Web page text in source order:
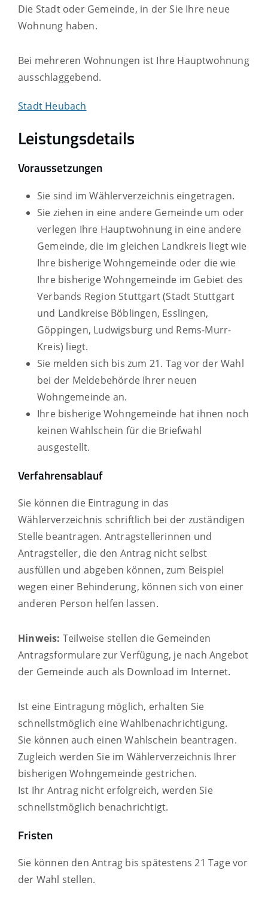
Die Stadt oder Gemeinde, in der Sie Ihre neue
Wohnung haben.
Bei mehreren Wohnungen ist Ihre Hauptwohnung
ausschlaggebend.
Stadt Heubach
Leistungsdetails
Voraussetzungen
Sie sind im Wählerverzeichnis eingetragen.
Sie ziehen in eine andere Gemeinde um oder
verlegen Ihre Hauptwohnung in eine andere
Gemeinde, die im gleichen Landkreis liegt wie
Ihre bisherige Wohngemeinde oder die wie
Ihre bisherige Wohngemeinde im Gebiet des
Verbands Region Stuttgart(Stadt Stuttgart
und Landkreise Böblingen, Esslingen,
Göppingen, Ludwigsburg und Rems-Murr-
Kreis) liegt.
Sie melden sich bis zum 21. Tag vor der Wahl
bei der Meldebehörde Ihrer neuen
Wohngemeinde an.
Ihre bisherige Wohngemeinde hat ihnen noch
keinen Wahlschein für die Briefwahl
ausgestellt.
Verfahrensablauf
Sie können die Eintragung in das
Wählerverzeichnis schriftlich bei der zuständigen
Stelle beantragen. Antragstellerinnen und
Antragsteller, die den Antrag nicht selbst
ausfüllen und abgeben können, zum Beispiel
wegen einer Behinderung, können sich von einer
anderen Person helfen lassen.
Hinweis: Teilweise stellen die Gemeinden
Antragsformulare zur Verfügung, je nach Angebot
der Gemeinde auch als Download im Internet.
Ist eine Eintragung möglich, erhalten Sie
schnellstmöglich eine Wahlbenachrichtigung.
Sie können auch einen Wahlschein beantragen.
Zugleich werden Sie im Wählerverzeichnis Ihrer
bisherigen Wohngemeinde gestrichen.
Ist Ihr Antrag nicht erfolgreich, werden Sie
schnellstmöglich benachrichtigt.
Fristen
Sie können den Antrag bis spätestens 21 Tage vor
der Wahl stellen.